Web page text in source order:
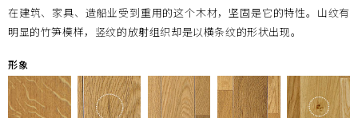
在建筑、家具、造船业受到重用的这个木材，坚固是它的特性。山纹有
明显的竹笋模样，竖纹的放射组织却是以横条纹的形状出现。
形象